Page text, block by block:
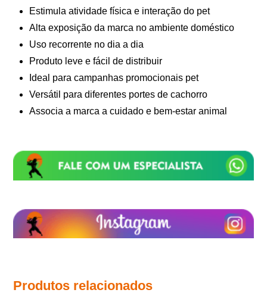
Estimula atividade física e interação do pet
Alta exposição da marca no ambiente doméstico
Uso recorrente no dia a dia
Produto leve e fácil de distribuir
Ideal para campanhas promocionais pet
Versátil para diferentes portes de cachorro
Associa a marca a cuidado e bem-estar animal
Produtos relacionados